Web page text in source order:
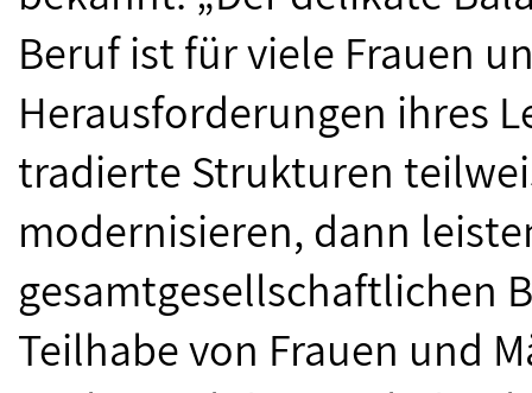
Beruf ist für viele Frauen
Herausforderungen ihres
tradierte Strukturen
modernisieren, dann
gesamtgesellschaftlichen
Teilhabe von Frauen und